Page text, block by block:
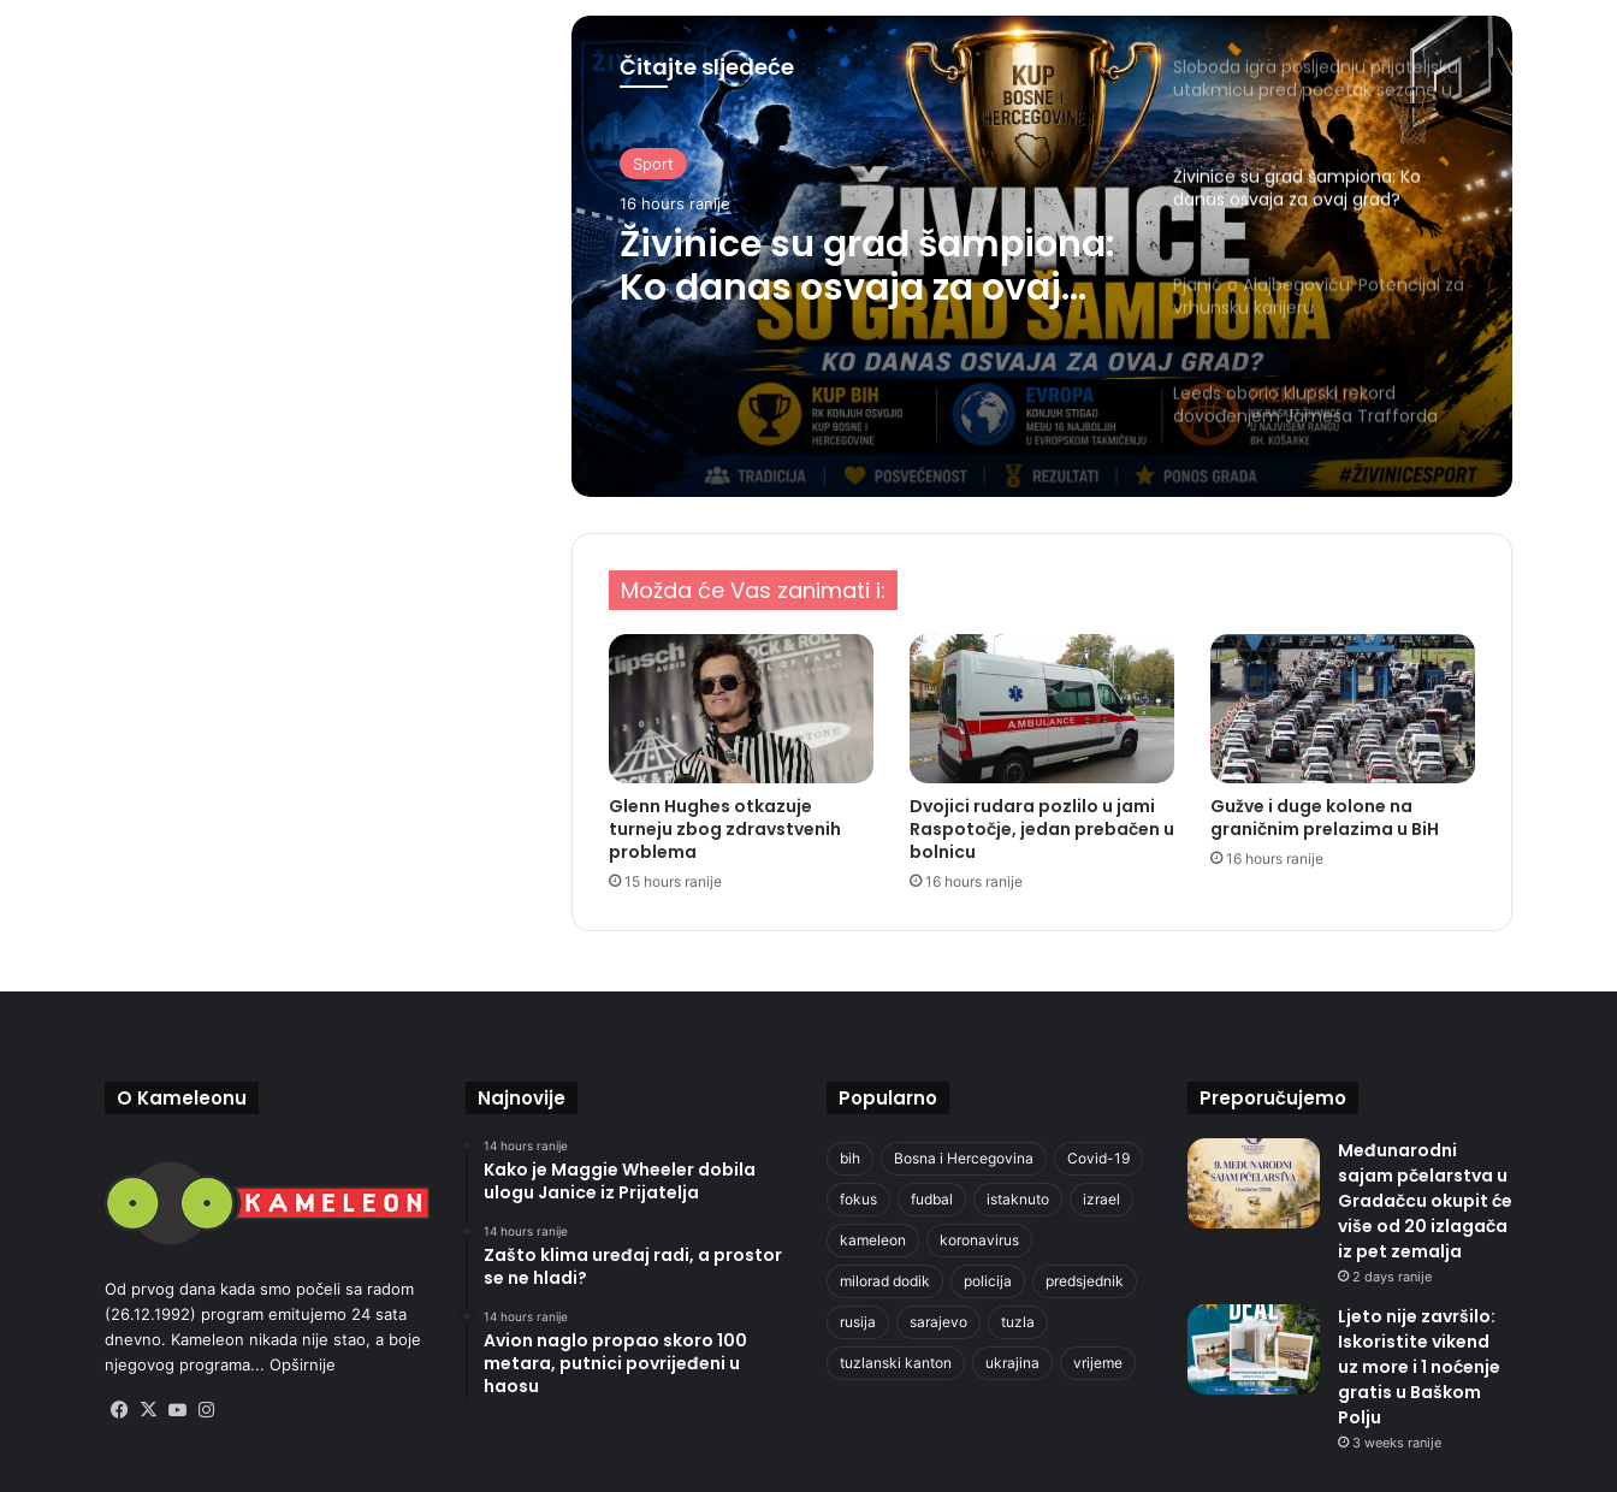
Čitajte sljedeće
Sport
16 hours ranije
Živinice su grad šampiona:
Ko danas osvaja za ovaj
grad?
Sloboda igra posljednju prijateljsku
utakmicu pred početak sezone u
Gračanici
Živinice su grad šampiona: Ko
danas osvaja za ovaj grad?
Pjanić o Alajbegoviću: Potencijal za
vrhunsku karijeru
Leeds oborio klupski rekord
dovođenjem Jamesa Trafforda
Možda će Vas zanimati i:
Glenn Hughes otkazuje
turneju zbog zdravstvenih
problema
15 hours ranije
Dvojici rudara pozlilo u jami
Raspotočje, jedan prebačen u
bolnicu
16 hours ranije
Gužve i duge kolone na
graničnim prelazima u BiH
16 hours ranije
O Kameleonu
Od prvog dana kada smo počeli sa radom
(26.12.1992) program emitujemo 24 sata
dnevno. Kameleon nikada nije stao, a boje
njegovog programa... Opširnije
Facebook
X YouTube
Najnovije
14 hours ranije
Kako je Maggie Wheeler dobila
ulogu Janice iz Prijatelja
14 hours ranije
Zašto klima uređaj radi, a prostor
se ne hladi?
14 hours ranije
Avion naglo propao skoro 100
metara, putnici povrijeđeni u
haosu
Popularno
bih Bosna i Hercegovina Covid-19
fokus fudbal istaknuto izrael
kameleon koronavirus
milorad dodik policija predsjednik
rusija sarajevo tuzla
tuzlanski kanton ukrajina vrijeme
Preporučujemo
Međunarodni
sajam pčelarstva u
Gradačcu okupit će
više od 20 izlagača
iz pet zemalja
2 days ranije
Ljeto nije završilo:
Iskoristite vikend
uz more i 1 noćenje
gratis u Baškom
Polju
3 weeks ranije